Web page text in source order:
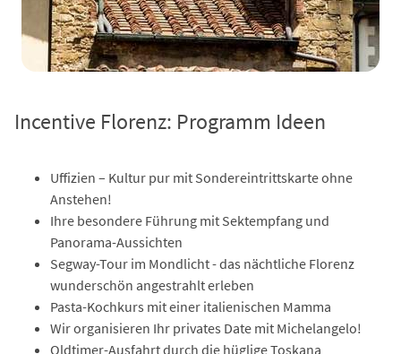
Incentive Florenz: Programm Ideen
Uffizien – Kultur pur mit Sondereintrittskarte ohne
Anstehen!
Ihre besondere Führung mit Sektempfang und
Panorama-Aussichten
Segway-Tour im Mondlicht - das nächtliche Florenz
wunderschön angestrahlt erleben
Pasta-Kochkurs mit einer italienischen Mamma
Wir organisieren Ihr privates Date mit Michelangelo!
Oldtimer-Ausfahrt durch die hüglige Toskana